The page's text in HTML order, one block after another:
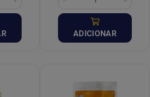
ADICIONAR